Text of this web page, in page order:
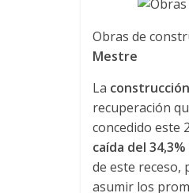
q
u
n
Obras de
Mestre
La
recuperación
concedido este
caída del 34,3%
de este receso,
asumir los